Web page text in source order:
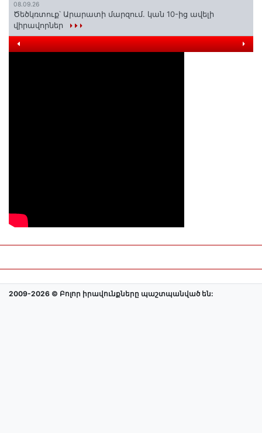
08.09.26
Ծեծկռտուք՝ Արարատի մարզում. կան 10-ից ավելի
վիրավորներ
2009-2026 © Բոլոր իրավունքները պաշտպանված են: